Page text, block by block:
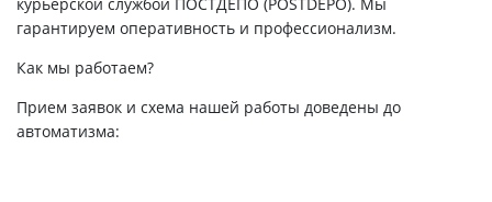
гарантируем оперативность и профессионализм.
Как мы работаем?
Прием заявок и схема нашей работы доведены до
автоматизма: